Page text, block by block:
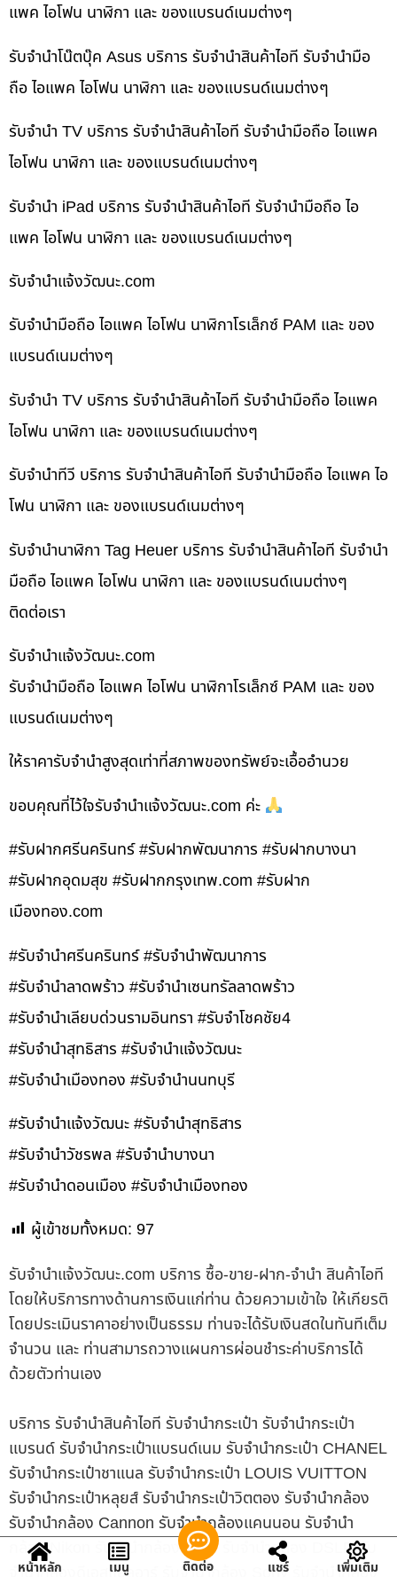
แพค ไอโฟน นาฬิกา และ ของแบรนด์เนมต่างๆ
รับจำนำโน๊ตบุ๊ค Asus บริการ รับจำนำสินค้าไอที รับจำนำมือ
ถือ ไอแพค ไอโฟน นาฬิกา และ ของแบรนด์เนมต่างๆ
รับจำนำ TV บริการ รับจำนำสินค้าไอที รับจำนำมือถือ ไอแพค
ไอโฟน นาฬิกา และ ของแบรนด์เนมต่างๆ
รับจำนำ iPad บริการ รับจำนำสินค้าไอที รับจำนำมือถือ ไอ
แพค ไอโฟน นาฬิกา และ ของแบรนด์เนมต่างๆ
รับจํานําแจ้งวัฒนะ.com
รับจำนำมือถือ ไอแพค ไอโฟน นาฬิกาโรเล็กซ์ PAM และ ของ
แบรนด์เนมต่างๆ
รับจำนำ TV บริการ รับจำนำสินค้าไอที รับจำนำมือถือ ไอแพค
ไอโฟน นาฬิกา และ ของแบรนด์เนมต่างๆ
รับจำนำทีวี บริการ รับจำนำสินค้าไอที รับจำนำมือถือ ไอแพค ไอ
โฟน นาฬิกา และ ของแบรนด์เนมต่างๆ
รับจำนำนาฬิกา Tag Heuer บริการ รับจำนำสินค้าไอที รับจำนำ
มือถือ ไอแพค ไอโฟน นาฬิกา และ ของแบรนด์เนมต่างๆ
ติดต่อเรา
รับจํานําแจ้งวัฒนะ.com
รับจำนำมือถือ ไอแพค ไอโฟน นาฬิกาโรเล็กซ์ PAM และ ของ
แบรนด์เนมต่างๆ
ให้ราคารับจำนำสูงสุดเท่าที่สภาพของทรัพย์จะเอื้ออำนวย
ขอบคุณที่ไว้ใจรับจำนำแจ้งวัฒนะ.com ค่ะ
#รับฝากศรีนครินทร์ #รับฝากพัฒนาการ #รับฝากบางนา
#รับฝากอุดมสุข #รับฝากกรุงเทพ.com #รับฝาก
เมืองทอง.com
#รับจำนำศรีนครินทร์ #รับจำนำพัฒนาการ
#รับจำนำลาดพร้าว #รับจำนำเซนทรัลลาดพร้าว
#รับจำนำเลียบด่วนรามอินทรา #รับจำโชคชัย4
#รับจำนำสุทธิสาร #รับจำนำแจ้งวัฒนะ
#รับจำนำเมืองทอง #รับจำนำนนทบุรี
#รับจำนำแจ้งวัฒนะ #รับจำนำสุทธิสาร
#รับจำนำวัชรพล #รับจำนำบางนา
#รับจำนำดอนเมือง #รับจำนำเมืองทอง
ผู้เข้าชมทั้งหมด: 97
รับจํานําแจ้งวัฒนะ.com บริการ ซื้อ-ขาย-ฝาก-จำนำ สินค้าไอที
โดยให้บริการทางด้านการเงินแก่ท่าน ด้วยความเข้าใจ ให้เกียรติ
โดยประเมินราคาอย่างเป็นธรรม ท่านจะได้รับเงินสดในทันทีเต็ม
จำนวน และ ท่านสามารถวางแผนการผ่อนชำระค่าบริการได้
ด้วยตัวท่านเอง
บริการ รับจำนำสินค้าไอที รับจำนำกระเป๋า รับจำนำกระเป๋า
แบรนด์ รับจำนำกระเป๋าแบรนด์เนม รับจำนำกระเป๋า CHANEL
รับจำนำกระเป๋าชาแนล รับจำนำกระเป๋า LOUIS VUITTON
รับจำนำกระเป๋าหลุยส์ รับจำนำกระเป๋าวิตตอง รับจำนำกล้อง
รับจำนำกล้อง Cannon รับจำนำกล้องแคนนอน รับจำนำ
กล้อง Nikon รับจำนำกล้องนิคอน รับจำนำกล้อง DSLR รับ
หน้าหลัก เมนู ติดต่อ แชร์ เพิ่มเติม